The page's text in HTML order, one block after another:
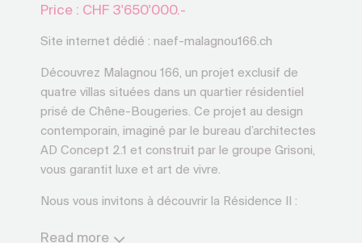
Price : CHF 3'650'000.-
Site internet dédié : naef-malagnou166.ch
Découvrez Malagnou 166, un projet exclusif de
quatre villas situées dans un quartier résidentiel
prisé de Chêne-Bougeries. Ce projet au design
contemporain, imaginé par le bureau d’architectes
AD Concept 2.1 et construit par le groupe Grisoni,
vous garantit luxe et art de vivre.
Nous vous invitons à découvrir la Résidence II :
Répartie sur trois niveaux, elle est dotée de tous
Read more